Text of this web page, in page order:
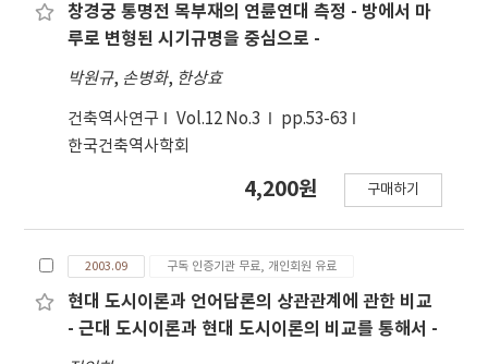
창경궁 통명전 목부재의 연륜연대 측정 - 방에서 마
루로 변형된 시기규명을 중심으로 -
박원규, 손병화, 한상효
건축역사연구 Vol.12 No.3
pp.53-63
한국건축역사학회
4,200원 구매하기
2003.09 구독 인증기관 무료, 개인회원 유료
현대 도시이론과 언어담론의 상관관계에 관한 비교
- 근대 도시이론과 현대 도시이론의 비교를 통해서 -